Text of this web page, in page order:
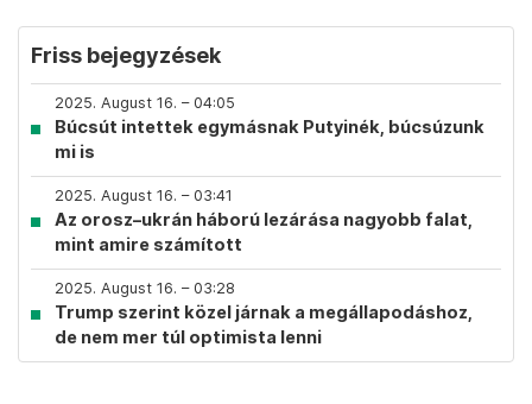
Friss bejegyzések
2025. August 16. – 04:05
Búcsút intettek egymásnak Putyinék, búcsúzunk
mi is
2025. August 16. – 03:41
Az orosz–ukrán háború lezárása nagyobb falat,
mint amire számított
2025. August 16. – 03:28
Trump szerint közel járnak a megállapodáshoz,
de nem mer túl optimista lenni